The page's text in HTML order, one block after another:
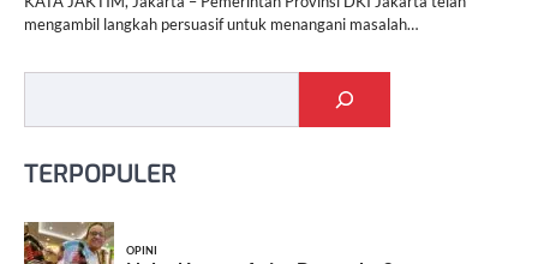
mengambil langkah persuasif untuk menangani masalah…
TERPOPULER